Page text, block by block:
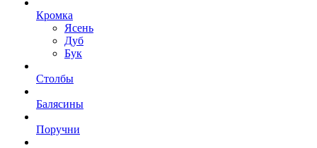
Кромка
Ясень
Дуб
Бук
Столбы
Балясины
Поручни